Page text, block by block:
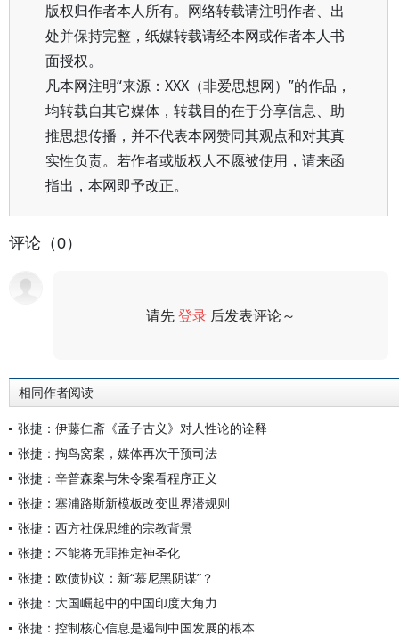
版权归作者本人所有。网络转载请注明作者、出
处并保持完整，纸媒转载请经本网或作者本人书
面授权。
凡本网注明“来源：XXX（非爱思想网）”的作品，
均转载自其它媒体，转载目的在于分享信息、助
推思想传播，并不代表本网赞同其观点和对其真
实性负责。若作者或版权人不愿被使用，请来函
指出，本网即予改正。
评论（0）
请先登录 后发表评论～
相同作者阅读
张捷：伊藤仁斋《孟子古义》对人性论的诠释
张捷：掏鸟窝案，媒体再次干预司法
张捷：辛普森案与朱令案看程序正义
张捷：塞浦路斯新模板改变世界潜规则
张捷：西方社保思维的宗教背景
张捷：不能将无罪推定神圣化
张捷：欧债协议：新“慕尼黑阴谋”？
张捷：大国崛起中的中国印度大角力
张捷：控制核心信息是遏制中国发展的根本